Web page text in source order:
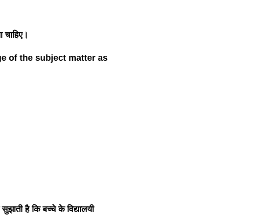
of the subject matter as
है कि बच्चे के विद्यालयी